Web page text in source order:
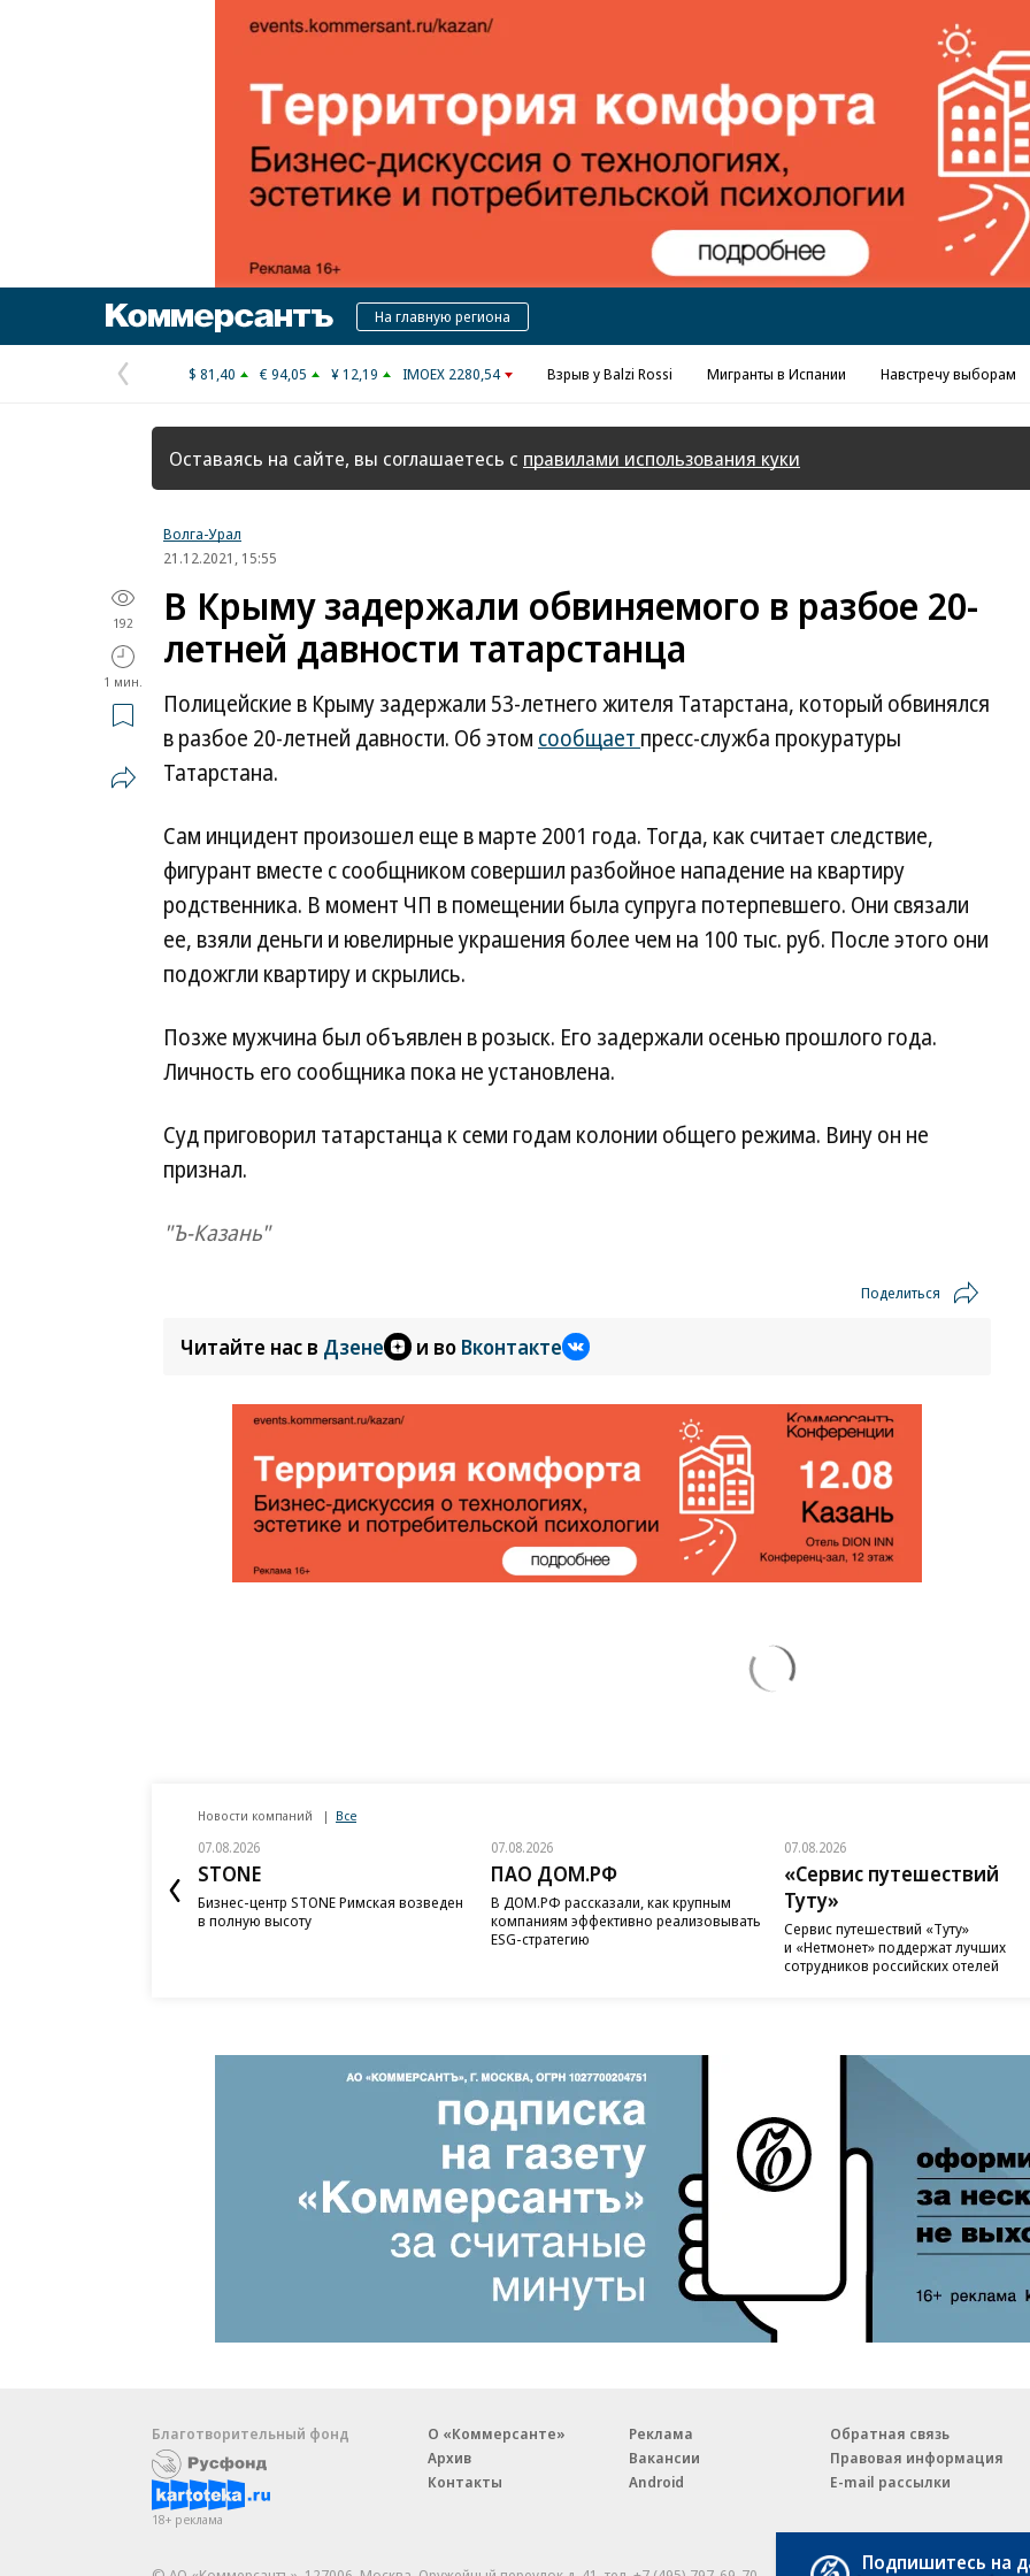
Реклама в «Ъ» www.kommersant.ru/ad
КоммерсантъНа главную региона
Предыдущая
страница
$ 81,40 € 94,05 ¥ 12,19 IMOEX 2280,54 Взрыв у Balzi Rossi Мигранты в Испании Навстречу выборам
Оставаясь на сайте, вы соглашаетесь с правилами использования куки
Волга-Урал
21.12.2021, 15:55
192
1 мин.
В Крыму задержали обвиняемого в разбое 20-
летней давности татарстанца
Полицейские в Крыму задержали 53-летнего жителя Татарстана, который обвинялся
в разбое 20-летней давности. Об этом сообщает пресс-служба прокуратуры
Татарстана.
Сам инцидент произошел еще в марте 2001 года. Тогда, как считает следствие,
фигурант вместе с сообщником совершил разбойное нападение на квартиру
родственника. В момент ЧП в помещении была супруга потерпевшего. Они связали
ее, взяли деньги и ювелирные украшения более чем на 100 тыс. руб. После этого они
подожгли квартиру и скрылись.
Позже мужчина был объявлен в розыск. Его задержали осенью прошлого года.
Личность его сообщника пока не установлена.
Суд приговорил татарстанца к семи годам колонии общего режима. Вину он не
признал.
"Ъ-Казань"
Поделиться
Читайте нас в Дзене и во Вконтакте
Новости компаний Все
07.08.2026
STONE
Бизнес-центр STONE Римская возведен
в полную высоту
07.08.2026
ПАО ДОМ.РФ
В ДОМ.РФ рассказали, как крупным
компаниям эффективно реализовывать
ESG-стратегию
07.08.2026
«Сервис путешествий
Туту»
Сервис путешествий «Туту»
и «Нетмонет» поддержат лучших
сотрудников российских отелей
Благотворительный фонд
18+ реклама
О «Коммерсанте»
Архив
Контакты
Реклама
Вакансии
Android
Обратная связь
Правовая информация
E-mail рассылки
Подпишитесь на